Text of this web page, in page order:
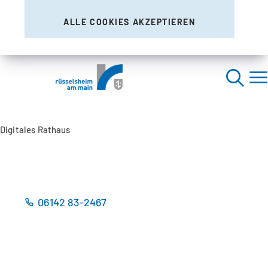
ALLE COOKIES AKZEPTIEREN
Digitales Rathaus
06142 83-2467